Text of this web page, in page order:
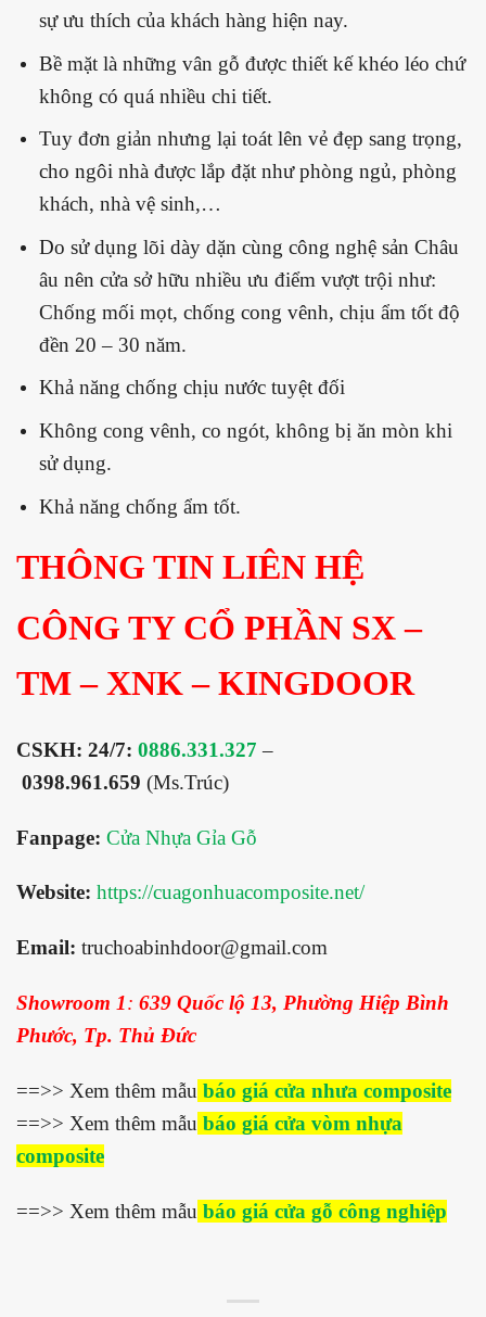
sự ưu thích của khách hàng hiện nay.
Bề mặt là những vân gỗ được thiết kế khéo léo chứ
không có quá nhiều chi tiết.
Tuy đơn giản nhưng lại toát lên vẻ đẹp sang trọng,
cho ngôi nhà được lắp đặt như phòng ngủ, phòng
khách, nhà vệ sinh,…
Do sử dụng lõi dày dặn cùng công nghệ sản Châu
âu nên cửa sở hữu nhiều ưu điểm vượt trội như:
Chống mối mọt, chống cong vênh, chịu ẩm tốt độ
đền 20 – 30 năm.
Khả năng chống chịu nước tuyệt đối
Không cong vênh, co ngót, không bị ăn mòn khi
sử dụng.
Khả năng chống ẩm tốt.
THÔNG TIN LIÊN HỆ
CÔNG TY CỔ PHẦN SX –
TM – XNK – KINGDOOR
CSKH: 24/7: 0886.331.327 –
0398.961.659 (Ms.Trúc)
Fanpage: Cửa Nhựa Gỉa Gỗ
Website: https://cuagonhuacomposite.net/
Email: truchoabinhdoor@gmail.com
Showroom 1: 639 Quốc lộ 13, Phường Hiệp Bình
Phước, Tp. Thủ Đức
==>> Xem thêm mẫu báo giá cửa nhưa composite
==>> Xem thêm mẫu báo giá cửa vòm nhựa
composite
==>> Xem thêm mẫu báo giá cửa gỗ công nghiệp